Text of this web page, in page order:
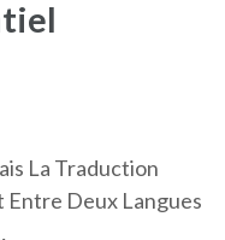
La Traduction
Entre Deux Langues